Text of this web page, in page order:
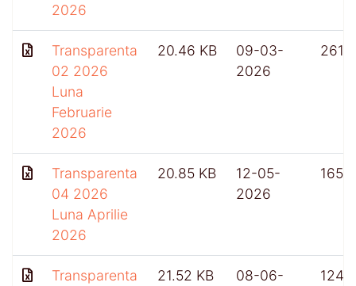
2026
Transparenta
02 2026
Luna
Februarie
2026
20.46 KB
09-03-
2026
261
Transparenta
04 2026
Luna Aprilie
2026
20.85 KB
12-05-
2026
165
Transparenta
21.52 KB
08-06-
124